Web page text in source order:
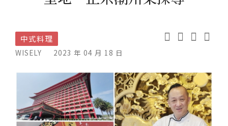
中式料理
WISELY 2023 年 04 月 18 日